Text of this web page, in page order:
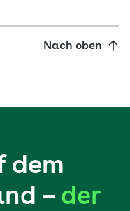
Nach oben
dem
– der